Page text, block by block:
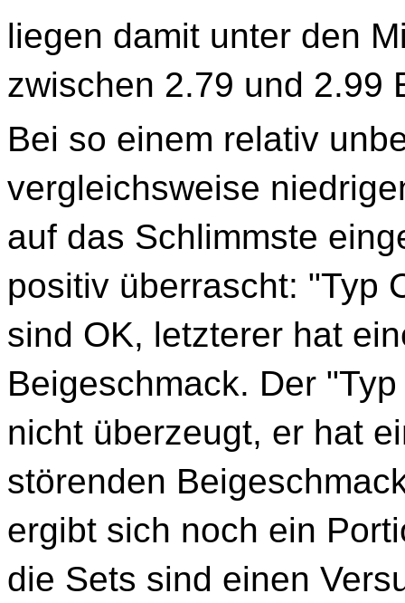
liegen damit unter den
zwischen 2.79 und 2.99
Bei so einem relativ
vergleichsweise
auf das Schlimmste
positiv überrascht: "Typ
sind OK, letzterer hat
Beigeschmack. Der
nicht überzeugt, er hat
störenden
ergibt sich noch ein
die Sets sind einen